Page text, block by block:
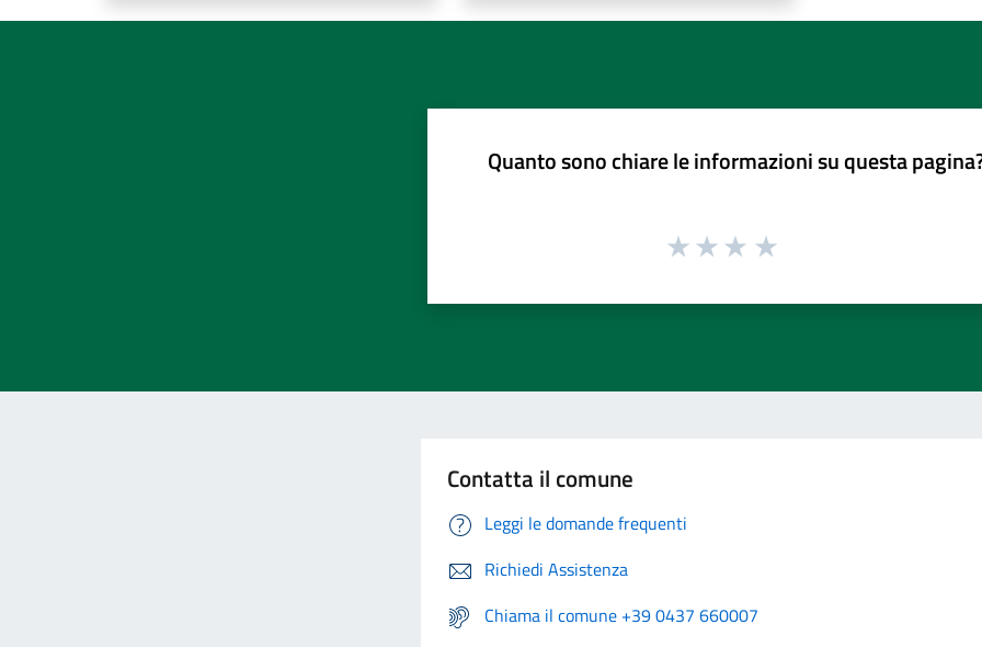
Quanto sono chiare le informazioni su questa
Contatta il comune
Leggi le domande frequenti
Richiedi Assistenza
Chiama il comune +39 0437 660007